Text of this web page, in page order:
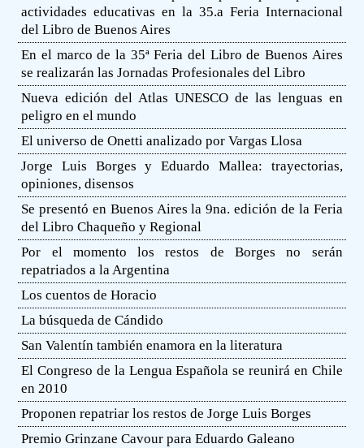
actividades educativas en la 35.a Feria Internacional
del Libro de Buenos Aires
En el marco de la 35ª Feria del Libro de Buenos Aires
se realizarán las Jornadas Profesionales del Libro
Nueva edición del Atlas UNESCO de las lenguas en
peligro en el mundo
El universo de Onetti analizado por Vargas Llosa
Jorge Luis Borges y Eduardo Mallea: trayectorias,
opiniones, disensos
Se presentó en Buenos Aires la 9na. edición de la Feria
del Libro Chaqueño y Regional
Por el momento los restos de Borges no serán
repatriados a la Argentina
Los cuentos de Horacio
La búsqueda de Cándido
San Valentín también enamora en la literatura
El Congreso de la Lengua Española se reunirá en Chile
en 2010
Proponen repatriar los restos de Jorge Luis Borges
Premio Grinzane Cavour para Eduardo Galeano